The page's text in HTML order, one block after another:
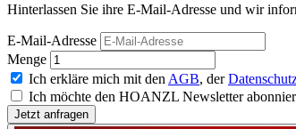
Hinterlassen Sie ihre E-Mail-Adresse und wir
E-Mail-Adresse
Menge
Ich erkläre mich mit den AGB, der
Ich möchte den HOANZL Newsletter